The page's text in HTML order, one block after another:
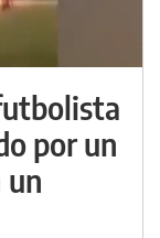
por un
un